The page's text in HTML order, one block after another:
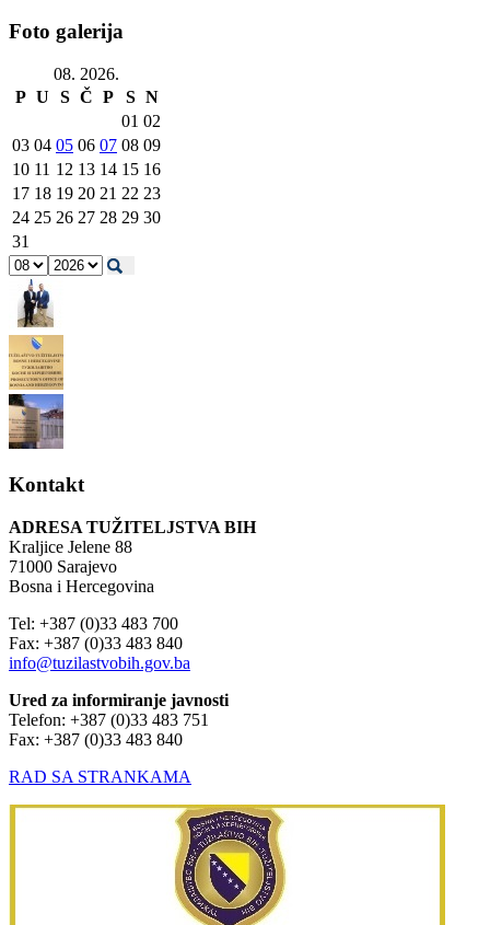
Foto galerija
08. 2026.
P U S Č P S N
01 02
03 04 05 06 07 08 09
10 11 12 13 14 15 16
17 18 19 20 21 22 23
24 25 26 27 28 29 30
31
Kontakt
ADRESA TUŽITELJSTVA BIH
Kraljice Jelene 88
71000 Sarajevo
Bosna i Hercegovina
Tel: +387 (0)33 483 700
Fax: +387 (0)33 483 840
info@tuzilastvobih.gov.ba
Ured za informiranje javnosti
Telefon: +387 (0)33 483 751
Fax: +387 (0)33 483 840
RAD SA STRANKAMA